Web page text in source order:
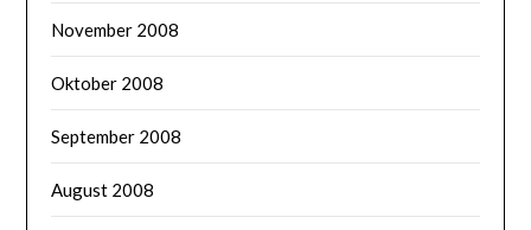
November 2008
Oktober 2008
September 2008
August 2008